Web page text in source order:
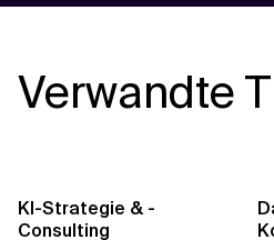
Verwandte
KI-Strategie & -
Consulting